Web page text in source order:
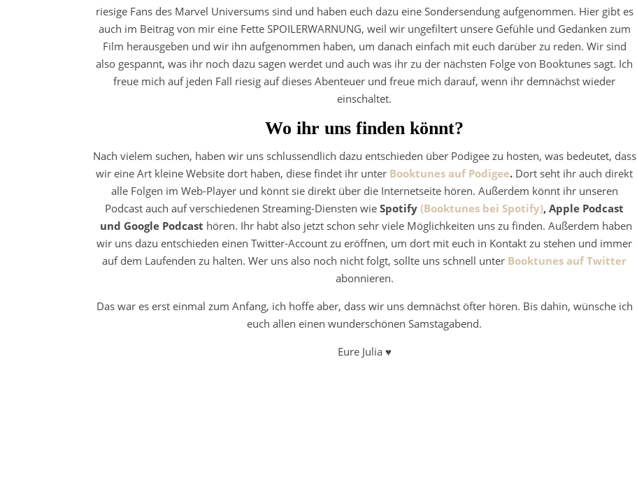
riesige Fans des Marvel Universums sind und haben euch dazu eine Sondersendung aufgenommen. Hier gibt es
auch im Beitrag von mir eine Fette SPOILERWARNUNG, weil wir ungefiltert unsere Gefühle und Gedanken zum
Film herausgeben und wir ihn aufgenommen haben, um danach einfach mit euch darüber zu reden. Wir sind
also gespannt, was ihr noch dazu sagen werdet und auch was ihr zu der nächsten Folge von Booktunes sagt. Ich
freue mich auf jeden Fall riesig auf dieses Abenteuer und freue mich darauf, wenn ihr demnächst wieder
einschaltet.
Wo ihr uns finden könnt?
Nach vielem suchen, haben wir uns schlussendlich dazu entschieden über Podigee zu hosten, was bedeutet, dass
wir eine Art kleine Website dort haben, diese findet ihr unter Booktunes auf Podigee. Dort seht ihr auch direkt
alle Folgen im Web-Player und könnt sie direkt über die Internetseite hören. Außerdem könnt ihr unseren
Podcast auch auf verschiedenen Streaming-Diensten wie Spotify (Booktunes bei Spotify), Apple Podcast
und Google Podcast hören. Ihr habt also jetzt schon sehr viele Möglichkeiten uns zu finden. Außerdem haben
wir uns dazu entschieden einen Twitter-Account zu eröffnen, um dort mit euch in Kontakt zu stehen und immer
auf dem Laufenden zu halten. Wer uns also noch nicht folgt, sollte uns schnell unter Booktunes auf Twitter
abonnieren.
Das war es erst einmal zum Anfang, ich hoffe aber, dass wir uns demnächst öfter hören. Bis dahin, wünsche ich
euch allen einen wunderschönen Samstagabend.
Eure Julia ♥